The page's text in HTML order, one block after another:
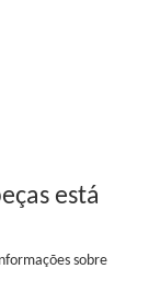
está
sobre